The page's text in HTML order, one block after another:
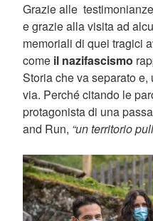
Grazie alle
e grazie alla visita ad
memoriali di quei tragici
come il nazifascismo
Storia che va separato e,
via. Perché citando le
protagonista di una
and Run, “un territorio